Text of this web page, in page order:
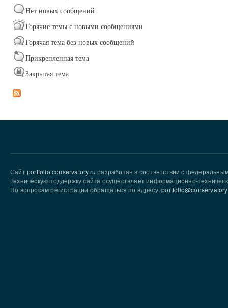
Нет новых сообщений
Горячие темы с новыми сообщениями
Горячая тема без новых сообщений
Прикрепленная тема
Закрытая тема
Сайтportfolio.conservatory.ru разработан в соответствии с
Техническую поддержку сайта осуществляет информационно-
По вопросам регистрации обращаться по адресу: